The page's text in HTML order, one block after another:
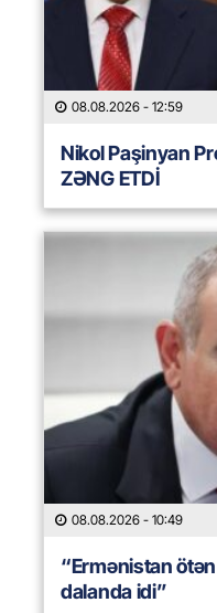
08.08.2026 - 12:59
Nikol Paşinyan
ZƏNG ETDİ
08.08.2026 - 10:49
“Ermənistan
dalanda idi”